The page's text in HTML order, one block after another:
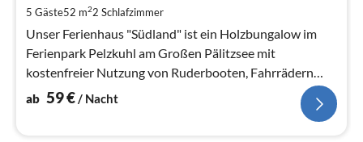
5 Gäste52 m22 Schlafzimmer
Unser Ferienhaus "Südland" ist ein Holzbungalow im
Ferienpark Pelzkuhl am Großen Pälitzsee mit
kostenfreier Nutzung von Ruderbooten, Fahrrädern
und Kanus
ab 59€/ Nacht